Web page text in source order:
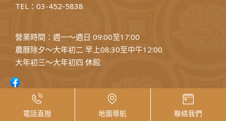
電話直撥 地圖導航 聯絡我們
TEL：03-452-5838
營業時間：週一～週日 09:00至17:00
農曆除夕～大年初二 早上08:30至中午12:00
大年初三～大年初四 休館
Copyright © Huai En Life Mounment. All Right Reserved.